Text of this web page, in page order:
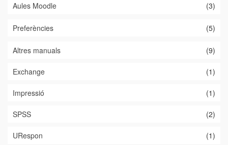
Aules Moodle (3)
Preferències (5)
Altres manuals (9)
Exchange (1)
Impressió (1)
SPSS (2)
URespon (1)